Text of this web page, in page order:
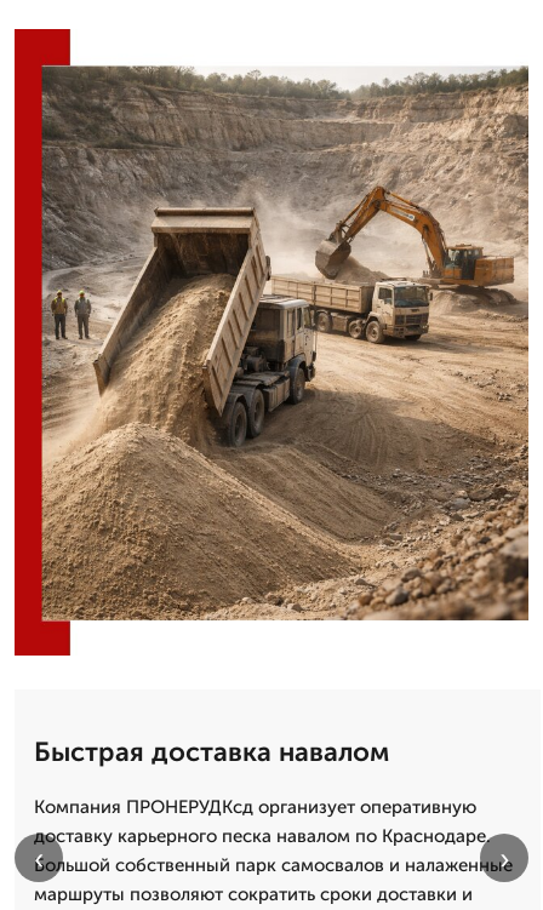
Быстрая доставка навалом
Компания ПРОНЕРУДКсд организует оперативную
доставку карьерного песка навалом по Краснодаре.
Большой собственный парк самосвалов и налаженные
маршруты позволяют сократить сроки доставки и
‹ ›